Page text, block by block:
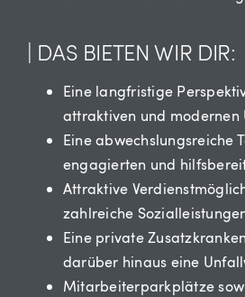
| DAS BIETEN WIR DIR:
Eine langfristige
attraktiven und modernen
Eine abwechslungsreiche
engagierten und
Attraktive
zahlreiche
Eine private
darüber hinaus eine
Mitarbeiterparkplätze